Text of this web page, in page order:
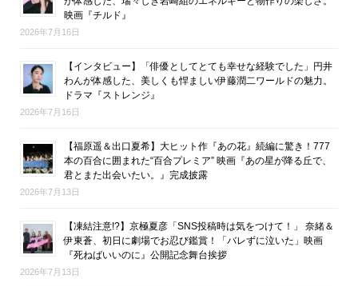
映画『チルド』
2026年7月16日
【インタビュー】「俳優としてとても幸せな経験でした」円井
わんが体感した、美しくも悍ましい伊藤潤二ワールドの魅力。
ドラマ『ストレンジ』
2026年7月16日
【福原遥＆出口夏希】大ヒット作『あの花』続編に驚き！777
本の百合に囲まれた“百合プレミア” 映画『あの星が降る丘で、
君とまた出会いたい。』完成披露
2026年7月13日
【凍結注意!?】京極夏彦「SNS投稿時は気をつけて！」 奈緒＆
伊東蒼、初日に劇場でお忍び鑑賞！「バレずに泣いた」映画
『死ねばいいのに』公開記念舞台挨拶
2026年7月13日